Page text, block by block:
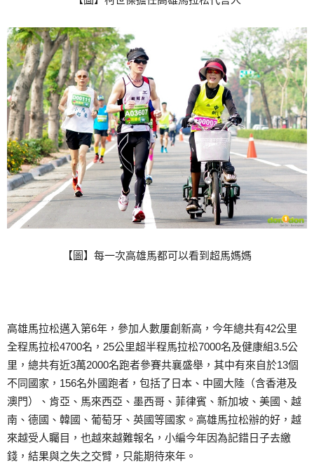
【圖】每一次高雄馬都可以看到超馬媽媽
高雄馬拉松邁入第6年，參加人數屢創新高，今年總共有42公里
全程馬拉松4700名，25公里超半程馬拉松7000名及健康組3.5公
里，總共有近3萬2000名跑者參賽共襄盛舉，其中有來自於13個
不同國家，156名外國跑者，包括了日本、中國大陸（含香港及
澳門）、肯亞、馬來西亞、墨西哥、菲律賓、新加坡、美國、越
南、德國、韓國、葡萄牙、英國等國家。高雄馬拉松辦的好，越
來越受人矚目，也越來越難報名，小編今年因為記錯日子去繳
錢，結果與之失之交臂，只能期待來年。